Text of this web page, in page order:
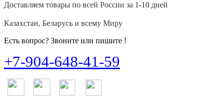
Доставляем товары по всей России за 1-10 дней
Казахстан, Беларусь и всему Миру
Есть вопрос? Звоните или пишите !
+7-904-648-41-59